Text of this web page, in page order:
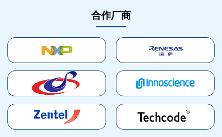
合作厂商